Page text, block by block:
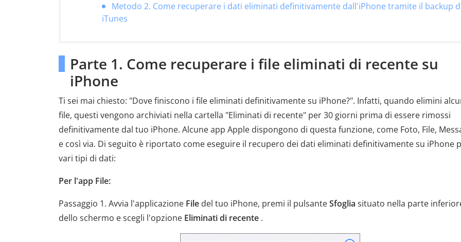
Metodo 2. Come recuperare i dati eliminati definitivamente dall'iPhone tramite il backup
iTunes
Parte 1. Come recuperare i file eliminati di recente su
iPhone
Ti sei mai chiesto: "Dove finiscono i file eliminati definitivamente su iPhone?". Infatti, quando elimini
file, questi vengono archiviati nella cartella "Eliminati di recente" per 30 giorni prima di essere rimossi
definitivamente dal tuo iPhone. Alcune app Apple dispongono di questa funzione, come Foto, File,
e così via. Di seguito è riportato come eseguire il recupero dei dati eliminati definitivamente su iPhone
vari tipi di dati:
Per l'app File:
Passaggio 1. Avvia l'applicazione File del tuo iPhone, premi il pulsanteSfoglia situato nella parte
dello schermo e scegli l'opzione Eliminati di recente .